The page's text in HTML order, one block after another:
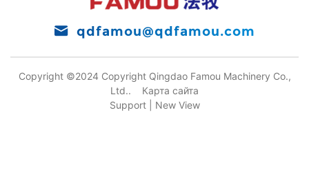
qdfamou@qdfamou.com
Copyright ©2024 Copyright Qingdao Famou Machinery Co.,
Ltd..
Карта сайта
Support | New View